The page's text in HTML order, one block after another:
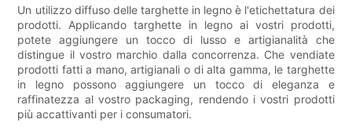
Un utilizzo diffuso delle targhette in legno è l'etichettatura dei
prodotti. Applicando targhette in legno ai vostri prodotti,
potete aggiungere un tocco di lusso e artigianalità che
distingue il vostro marchio dalla concorrenza. Che vendiate
prodotti fatti a mano, artigianali o di alta gamma, le targhette
in legno possono aggiungere un tocco di eleganza e
raffinatezza al vostro packaging, rendendo i vostri prodotti
più accattivanti per i consumatori.